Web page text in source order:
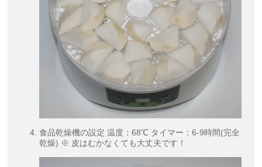
食品乾燥機の設定 温度：68℃ タイマー：6-9時間(完全
乾燥) ※ 皮はむかなくても大丈夫です！